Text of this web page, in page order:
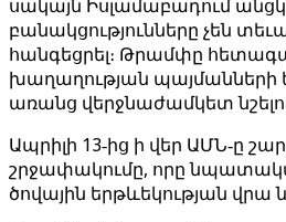
սակայն Իսլամաբադում
բանակցությունները չեն
հանգեցրել։ Թրամփը
խաղաղության պայմանների
առանց վերջնաժամկետ
Ապրիլի 13‑ից ի վեր ԱՄՆ‑ը
շրջափակումը, որը
ծովային երթևեկության վրա